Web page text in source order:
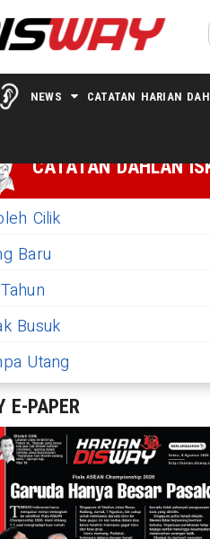
NEWS CATATAN HARIAN
CATATAN DAHLAN
Cilik
Baru
Busuk
Utang
E-PAPER